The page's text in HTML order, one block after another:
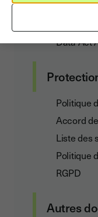
Data Act
Politique
Accord
Liste des
Politique
RGPD
Autres